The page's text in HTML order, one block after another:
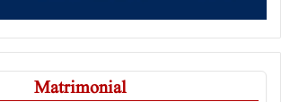
Matrimonial